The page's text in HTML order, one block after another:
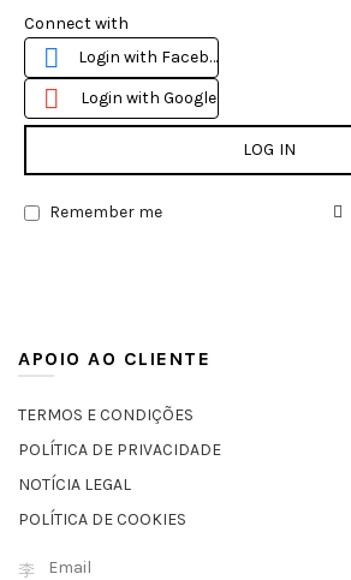
Connect with
Login with Facebook
Login with Google
LOG IN
Remember me
APOIO AO CLIENTE
TERMOS E CONDIÇÕES
POLÍTICA DE PRIVACIDADE
NOTÍCIA LEGAL
POLÍTICA DE COOKIES